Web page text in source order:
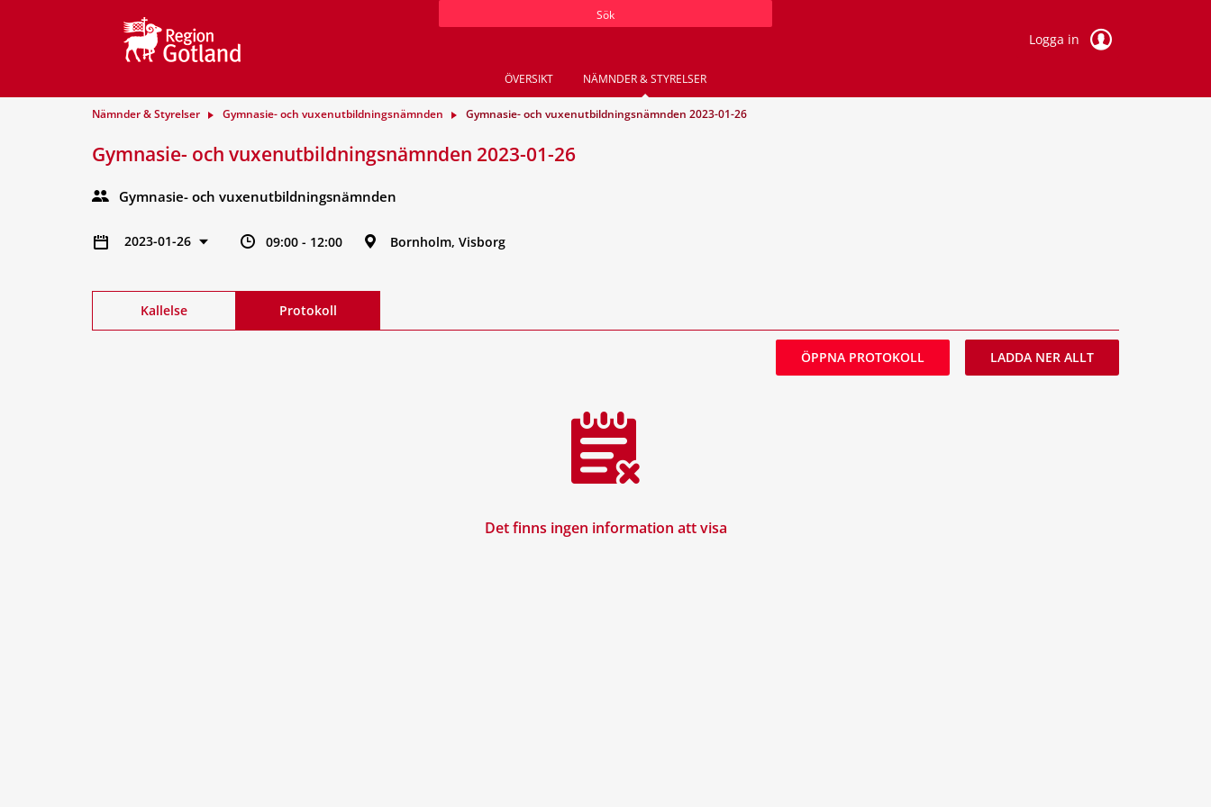
Sök
Logga in
ÖVERSIKT NÄMNDER & STYRELSER
Nämnder & Styrelser Gymnasie- och vuxenutbildningsnämnden Gymnasie- och vuxenutbildningsnämnden 2023-01-26
Gymnasie- och vuxenutbildningsnämnden 2023-01-26
Gymnasie- och vuxenutbildningsnämnden
2023-01-26 09:00 - 12:00 Bornholm, Visborg
Kallelse Protokoll
ÖPPNA PROTOKOLL LADDA NER ALLT
Det finns ingen information att visa